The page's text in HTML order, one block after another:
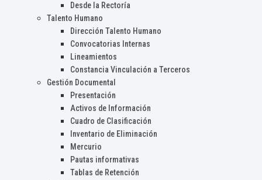
Desde la Rectoría
Talento Humano
Dirección Talento Humano
Convocatorias Internas
Lineamientos
Constancia Vinculación a Terceros
Gestión Documental
Presentación
Activos de Información
Cuadro de Clasificación
Inventario de Eliminación
Mercurio
Pautas informativas
Tablas de Retención